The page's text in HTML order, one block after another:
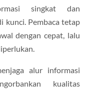
singkat dan
kunci. Pembaca tetap
dengan cepat, lalu
alur informasi
kualitas